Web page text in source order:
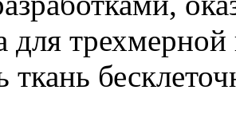
для
ткань